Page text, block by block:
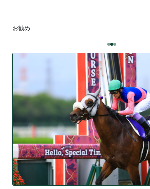
お勧め